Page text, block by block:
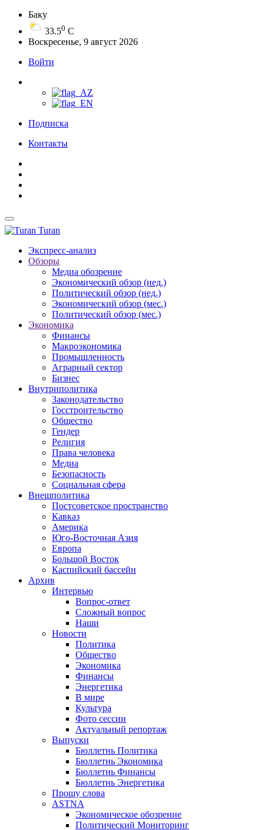
Баку
33.50 C
Воскресенье, 9 август 2026
Войти
Подписка
Контакты
Turan
Экспресс-анализ
Обзоры
Медиа обозрение
Экономический обзор (нед.)
Политический обзор (нед.)
Экономический обзор (мес.)
Политический обзор (мес.)
Экономика
Финансы
Макроэкономика
Промышленность
Аграрный сектор
Бизнес
Внутриполитика
Законодательство
Госстроительство
Общество
Гендер
Религия
Права человека
Медиа
Безопасность
Социальная сфера
Внешполитика
Постсоветское пространство
Кавказ
Америка
Юго-Восточная Азия
Европа
Большой Восток
Каспийский бассейн
Архив
Интервью
Вопрос-ответ
Сложный вопрос
Наши
Новости
Политика
Общество
Экономика
Финансы
Энергетика
В мире
Культура
Фото сессии
Актуальный репортаж
Выпуски
Бюллетнь Политика
Бюллетнь Экономика
Бюллетнь Финансы
Бюллетнь Энергетика
Прошу слова
ASTNA
Экономическое обозрение
Политический Мониторинг